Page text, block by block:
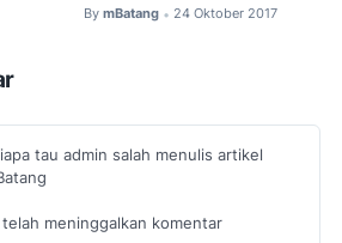
By mBatang • 24 Oktober 2017
tau admin salah menulis artikel
telah meninggalkan komentar